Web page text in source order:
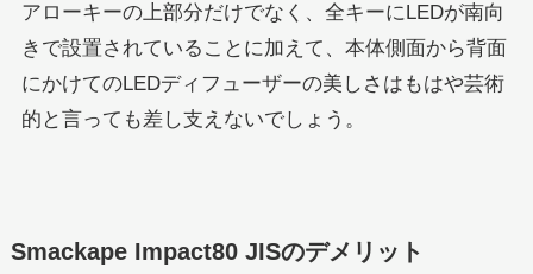
アローキーの上部分だけでなく、全キーにLEDが南向
きで設置されていることに加えて、本体側面から背面
にかけてのLEDディフューザーの美しさはもはや芸術
的と言っても差し支えないでしょう。
Smackape Impact80 JISのデメリット